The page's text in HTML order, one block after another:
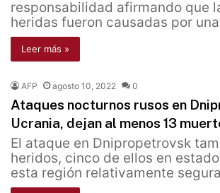
responsabilidad afirmando que
heridas fueron causadas por
Leer más »
AFP agosto 10, 2022 0
Ataques nocturnos rusos en
Ucrania, dejan al menos 13
El ataque en Dnipropetrovsk
heridos, cinco de ellos en
esta región relativamente